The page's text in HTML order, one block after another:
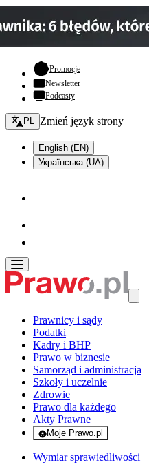
Promocje- otwiera się w nowej
Newsletter
Podcasty
Zmień język - bieżący:
PL Zmień język strony
English (EN)
Українська (UA)
Prawnicy i sądy
Podatki
Kadry i BHP
Prawo w biznesie
Samorząd i administracja
Szkoły i uczelnie
Zdrowie
Prawo dla każdego
Akty Prawne
Moje Prawo.pl
- rejestracja i
Wymiar sprawiedliwości